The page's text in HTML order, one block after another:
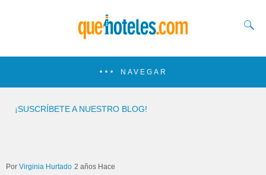
NAVEGAR
¡SUSCRÍBETE A NUESTRO BLOG!
Virginia Hurtado 2 años Hace